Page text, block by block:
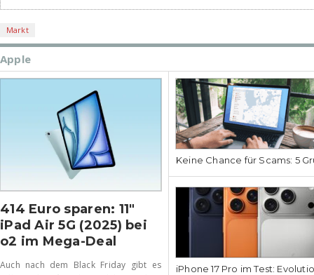
Markt
Apple
414 Euro sparen: 11″
iPad Air 5G (2025) bei
o2 im Mega-Deal
Auch nach dem Black Friday gibt es
Keine Chance für Scams: 5
iPhone 17 Pro im Test: